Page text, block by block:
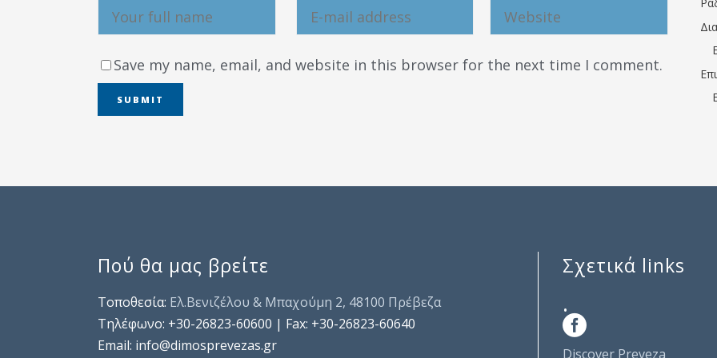
Save my name, email, and website in this browser for the next time I comment.
Πού θα μας βρείτε
Τοποθεσία: Ελ.Βενιζέλου & Μπαχούμη 2, 48100 Πρέβεζα
Τηλέφωνo: +30-26823-60600 | Fax: +30-26823-60640
Email: info@dimosprevezas.gr
Σχετικά links
.
Discover Preveza